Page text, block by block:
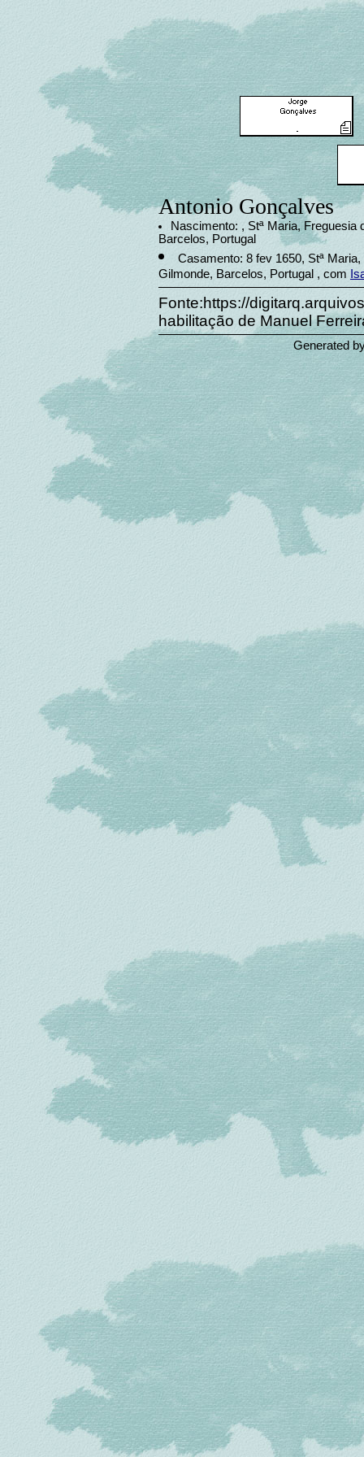
Antonio Gonçalves
Nascimento: , Stª Maria, Freguesia
Barcelos, Portugal
Casamento: 8 fev 1650, Stª
Gilmonde, Barcelos, Portugal , com
Fonte:https://
habilitação de Manuel
Generated